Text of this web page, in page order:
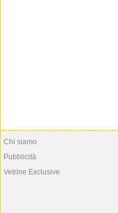
Chi siamo
Pubblicità
Vetrine Exclusive